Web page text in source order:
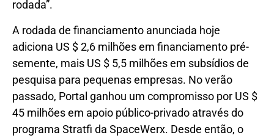
rodada”.
A rodada de financiamento anunciada hoje
adiciona US $ 2,6 milhões em financiamento pré-
semente, mais US $ 5,5 milhões em subsídios de
pesquisa para pequenas empresas. No verão
passado, Portal ganhou um compromisso por US $
45 milhões em apoio público-privado através do
programa Stratfi da SpaceWerx. Desde então, o